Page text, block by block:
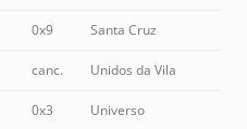
0x9 Santa Cruz
canc. Unidos da Vila
0x3 Universo